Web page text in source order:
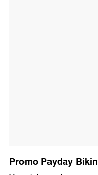
Promo Payday